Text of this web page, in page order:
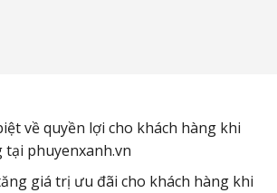
về quyền lợi cho khách hàng khi
tại phuyenxanh.vn
giá trị ưu đãi cho khách hàng khi